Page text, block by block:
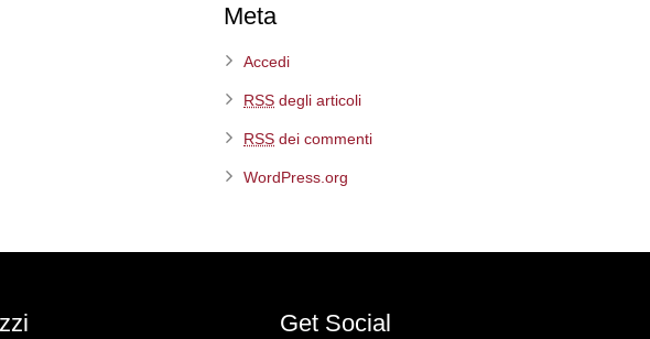
Meta
Accedi
RSS degli articoli
RSS dei commenti
WordPress.org
Get Social